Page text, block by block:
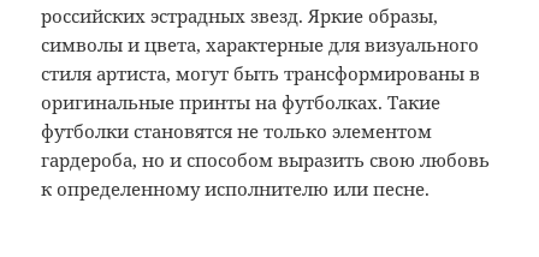
российских эстрадных звезд. Яркие образы,
символы и цвета, характерные для визуального
стиля артиста, могут быть трансформированы в
оригинальные принты на футболках. Такие
футболки становятся не только элементом
гардероба, но и способом выразить свою любовь
к определенному исполнителю или песне.